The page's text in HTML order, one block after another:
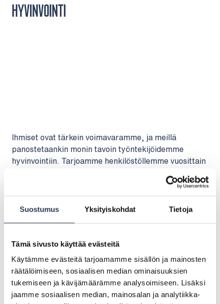
Suostumus Yksityiskohdat Tietoja
Tämä sivusto käyttää evästeitä
Käytämme evästeitä tarjoamamme sisällön ja mainosten
räätälöimiseen, sosiaalisen median ominaisuuksien
tukemiseen ja kävijämäärämme analysoimiseen. Lisäksi
jaamme sosiaalisen median, mainosalan ja analytiikka-
HYVINVOINTI
Ihmiset ovat tärkein voimavaramme, ja meillä
panostetaankin monin tavoin työntekijöidemme
hyvinvointiin. Tarjoamme henkilöstöllemme vuosittain
hyvinvointiin, terveyteen, yhteisöllisyyteen,
viihtymiseen ja kehittymiseen niin työpaikalla kuin
vapaa-aikanakin.
HENKILÖSTÖETUJAMME
Hyvinvoivat ihmiset
Me Rejlersillä panostamme monin tavoin
henkilöstömme hyvinvointiin. Alla esimerkkejä
monista henkilöstöeduistamme.